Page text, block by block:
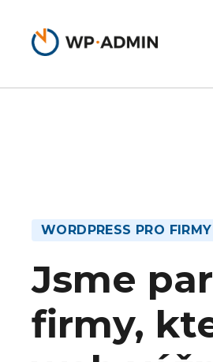
obsah
WORDPRESS PRO FIRMY
Jsme
firmy,